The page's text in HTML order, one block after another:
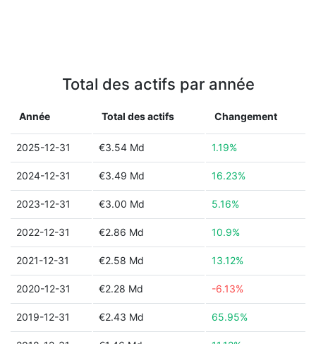
Total des actifs par année
Année Total des actifs Changement
2025-12-31 €3.54 Md 1.19%
2024-12-31 €3.49 Md 16.23%
2023-12-31 €3.00 Md 5.16%
2022-12-31 €2.86 Md 10.9%
2021-12-31 €2.58 Md 13.12%
2020-12-31 €2.28 Md -6.13%
2019-12-31 €2.43 Md 65.95%